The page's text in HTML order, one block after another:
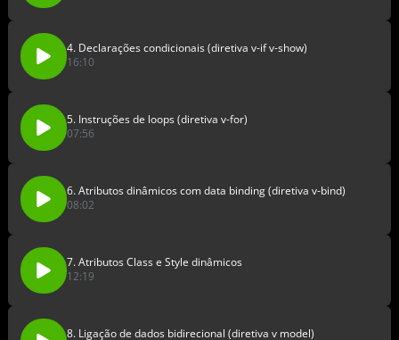
4. Declarações condicionais (diretiva v-if v-show)
16:10
5. Instruções de loops (diretiva v-for)
07:56
6. Atributos dinâmicos com data binding (diretiva v-bind)
08:02
7. Atributos Class e Style dinâmicos
12:19
8. Ligação de dados bidirecional (diretiva v model)